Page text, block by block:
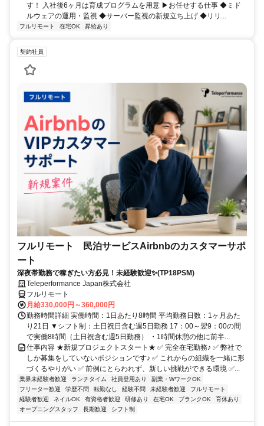
す！ 入社後6ヶ月は育成プログラムを用意 ▶お任せする仕事 ◆ミド
ルウェアの運用・監視 ◆サーバー監視の新規立ち上げ ◆リリ...
フルリモート 在宅OK 昇給あり
契約社員
フルリモート 民泊サービスAirbnbのカスタマーサポ
ート
深夜帯勤務で稼ぎたい方必見！未経験歓迎✨(TP18PSM)
Teleperformance Japan株式会社
フルリモート
月給330,000円～360,000円
勤務時間詳細 実働時間：1日あたり8時間 平均勤務日数：1ヶ月あた
り21日 ▼シフト制：土日祝日含む週5日勤務 17：00～翌9：00の間
で実働8時間（土日祝含む週5日勤務） ・1時間休憩の他に前半...
仕事内容 ★新規プロジェクトスタート★ ✅ 完全在宅勤務♪ ✅ 弊社で
しか募集をしていないポジションです♪ ✅ これからの組織を一緒に形
づくるやりがい ✅ 前例にとらわれず、新しい挑戦ができる環境 ✅...
業界未経験者歓迎 ランチタイム 社員登用あり
副業・WワークOK
フリーター歓迎
学歴不問 転勤なし 経験不問 未経験者歓迎
フルリモート
経験者歓迎
ネイルOK 有資格者歓迎 研修あり 在宅OK ブランクOK
育休あり
オープニングスタッフ
長期歓迎 シフト制